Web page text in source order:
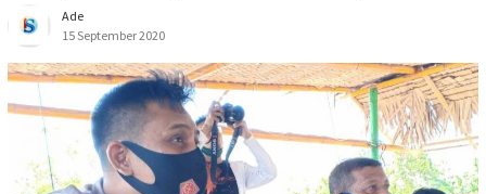
Ade
15 September 2020